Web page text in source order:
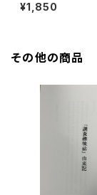
¥1,850
その他の商品